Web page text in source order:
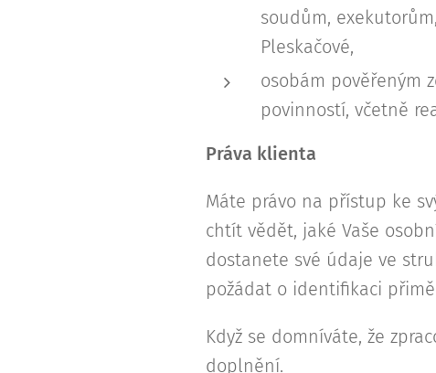
soudům,
Pleskačové,
osobám pověřeným
povinností, včetně
Práva klienta
Máte právo na přístup ke
chtít vědět, jaké Vaše
dostanete své údaje ve
požádat o identifikaci
Když se domníváte, že
doplnění.